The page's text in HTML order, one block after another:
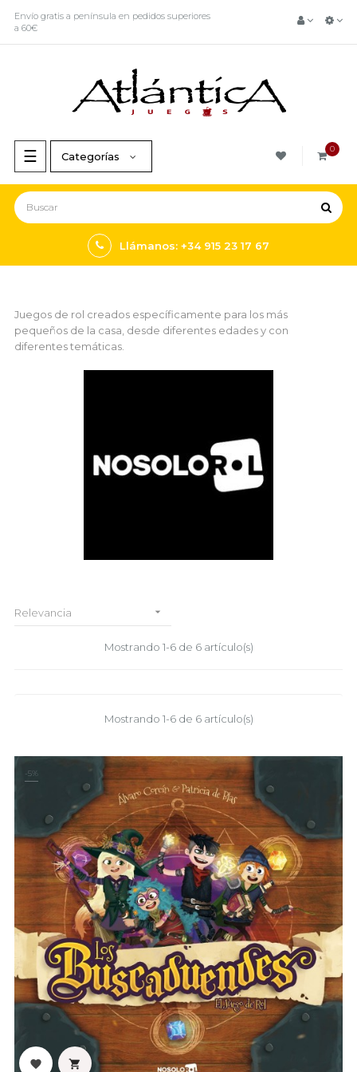
Envío gratis a península en pedidos superiores
a 60€
Navegación
de
palanca
☰ 0
Categorías
Llámanos: +34 915 23 17 67
Juegos de rol creados específicamente para los más
pequeños de la casa, desde diferentes edades y con
diferentes temáticas.
Relevancia 
Mostrando 1-6 de 6 artículo(s)
Mostrando 1-6 de 6 artículo(s)
-5%
 